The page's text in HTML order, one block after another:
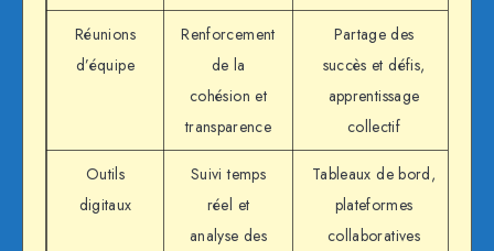
Réunions
d’équipe
Renforcement
de la
cohésion et
transparence
Partage des
succès et défis,
apprentissage
collectif
Outils
digitaux
Suivi temps
réel et
analyse des
Tableaux de bord,
plateformes
collaboratives